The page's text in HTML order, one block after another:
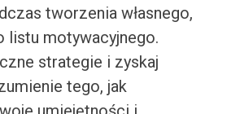
tworzenia własnego,
listu motywacyjnego.
strategie i zyskaj
tego, jak